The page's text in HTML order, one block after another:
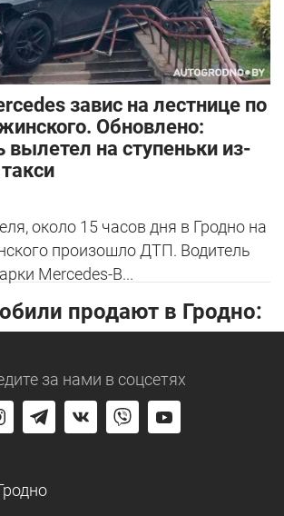
завис на лестнице по
Обновлено:
вылетел на ступеньки из-
около 15 часов дня в Гродно на
произошло ДТП. Водитель
Mercedes-B...
продают в Гродно:
за нами в соцсетях